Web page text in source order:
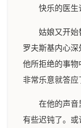
快乐的医生
姑娘又开始
罗夫斯基内心
他所拒绝的事
非常乐意就答应
在他的声音
有些迟钝了。或